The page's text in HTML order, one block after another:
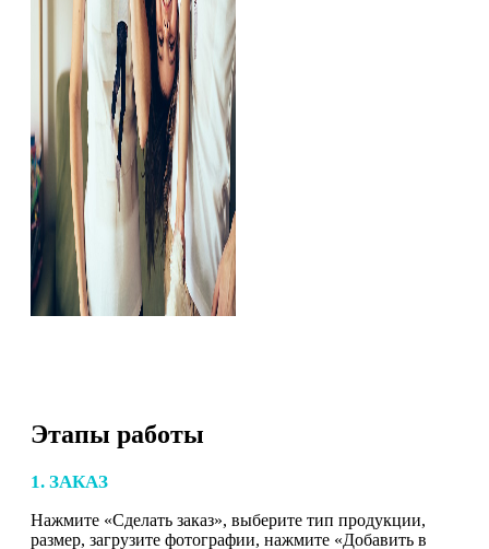
Этапы работы
1. ЗАКАЗ
Нажмите «Сделать заказ», выберите тип продукции,
размер, загрузите фотографии, нажмите «Добавить в